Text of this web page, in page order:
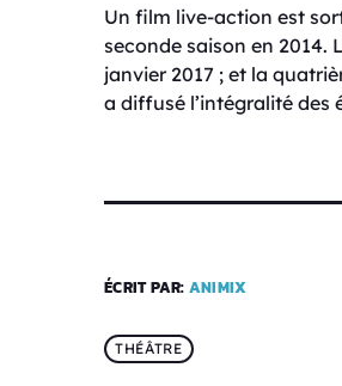
Un film live-action est
seconde saison en 2014.
janvier 2017 ; et la
a diffusé l’intégralité des
ÉCRIT PAR: ANIMIX
THÉÂTRE